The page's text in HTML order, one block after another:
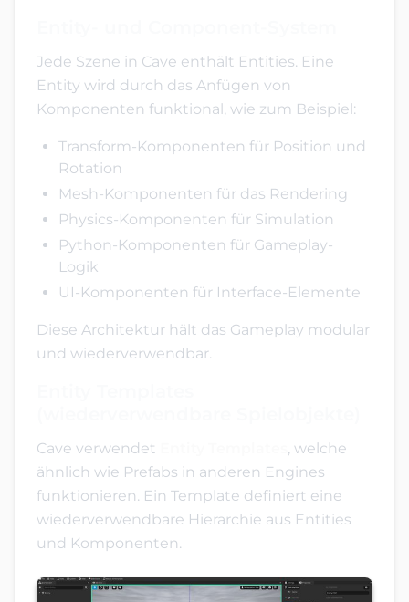
Jede Szene in Cave enthält Entities. Eine
Entity wird durch das Anfügen von
Komponenten funktional, wie zum Beispiel:
Transform-Komponenten für Position und
Rotation
Mesh-Komponenten für das Rendering
Physics-Komponenten für Simulation
Python-Komponenten für Gameplay-
Logik
UI-Komponenten für Interface-Elemente
Diese Architektur hält das Gameplay modular
und wiederverwendbar.
Cave verwendet
, welche
ähnlich wie Prefabs in anderen Engines
funktionieren. Ein Template definiert eine
wiederverwendbare Hierarchie aus Entities
und Komponenten.